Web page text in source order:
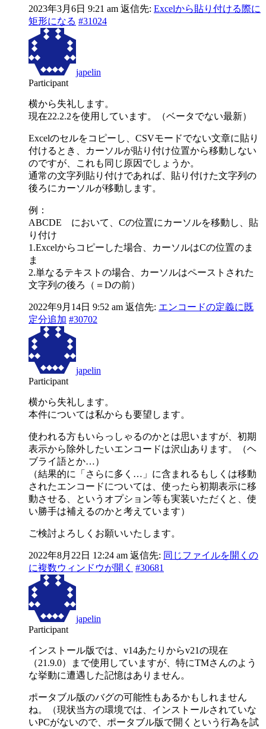
2023年3月6日 9:21 am 返信先: Excelから貼り付ける際に
矩形になる #31024
japelin
Participant
横から失礼します。
現在22.2.2を使用しています。（ベータでない最新）
Excelのセルをコピーし、CSVモードでない文章に貼り
付けるとき、カーソルが貼り付け位置から移動しない
のですが、これも同じ原因でしょうか。
通常の文字列貼り付けであれば、貼り付けた文字列の
後ろにカーソルが移動します。
例：
ABCDE において、Cの位置にカーソルを移動し、貼
り付け
1.Excelからコピーした場合、カーソルはCの位置のま
ま
2.単なるテキストの場合、カーソルはペーストされた
文字列の後ろ（＝Dの前）
2022年9月14日 9:52 am 返信先: エンコードの定義に既
定分追加 #30702
japelin
Participant
横から失礼します。
本件については私からも要望します。
使われる方もいらっしゃるのかとは思いますが、初期
表示から除外したいエンコードは沢山あります。（ヘ
ブライ語とか…）
（結果的に「さらに多く…」に含まれるもしくは移動
されたエンコードについては、使ったら初期表示に移
動させる、というオプション等も実装いただくと、使
い勝手は補えるのかと考えています）
ご検討よろしくお願いいたします。
2022年8月22日 12:24 am 返信先: 同じファイルを開くの
に複数ウィンドウが開く #30681
japelin
Participant
インストール版では、v14あたりからv21の現在
（21.9.0）まで使用していますが、特にTMさんのよう
な挙動に遭遇した記憶はありません。
ポータブル版のバグの可能性もあるかもしれません
ね。（現状当方の環境では、インストールされていな
いPCがないので、ポータブル版で開くという行為を試